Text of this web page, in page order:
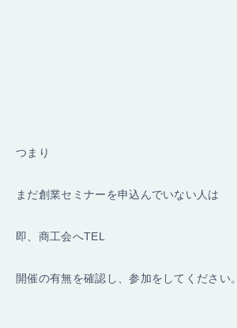
つまり
まだ創業セミナーを申込んでいない人は
即、商工会へTEL
開催の有無を確認し、参加をしてください。